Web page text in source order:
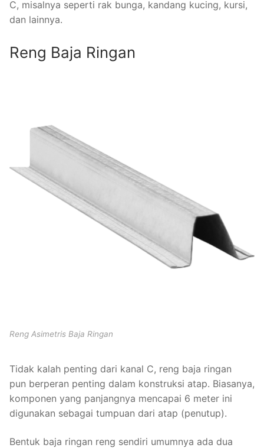
C, misalnya seperti rak bunga, kandang kucing, kursi,
dan lainnya.
Reng Baja Ringan
Reng Asimetris Baja Ringan
Tidak kalah penting dari kanal C, reng baja ringan
pun berperan penting dalam konstruksi atap. Biasanya,
komponen yang panjangnya mencapai 6 meter ini
digunakan sebagai tumpuan dari atap (penutup).
Bentuk baja ringan reng sendiri umumnya ada dua